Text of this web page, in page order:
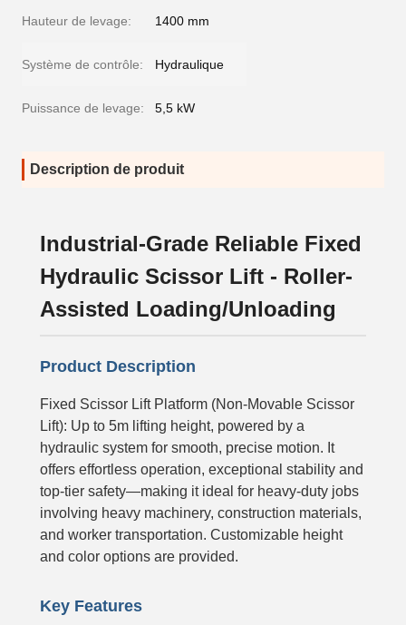
Hauteur de levage: 1400 mm
Système de contrôle: Hydraulique
Puissance de levage: 5,5 kW
Description de produit
Industrial-Grade Reliable Fixed
Hydraulic Scissor Lift - Roller-
Assisted Loading/Unloading
Product Description
Fixed Scissor Lift Platform (Non-Movable Scissor
Lift): Up to 5m lifting height, powered by a
hydraulic system for smooth, precise motion. It
offers effortless operation, exceptional stability and
top-tier safety—making it ideal for heavy-duty jobs
involving heavy machinery, construction materials,
and worker transportation. Customizable height
and color options are provided.
Key Features